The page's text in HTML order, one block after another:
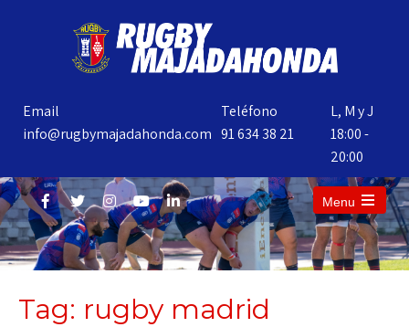
Email
info@rugbymajadahonda.com
Teléfono
91 634 38 21
L, M y J
18:00 -
20:00
Menu
Tag: rugby madrid